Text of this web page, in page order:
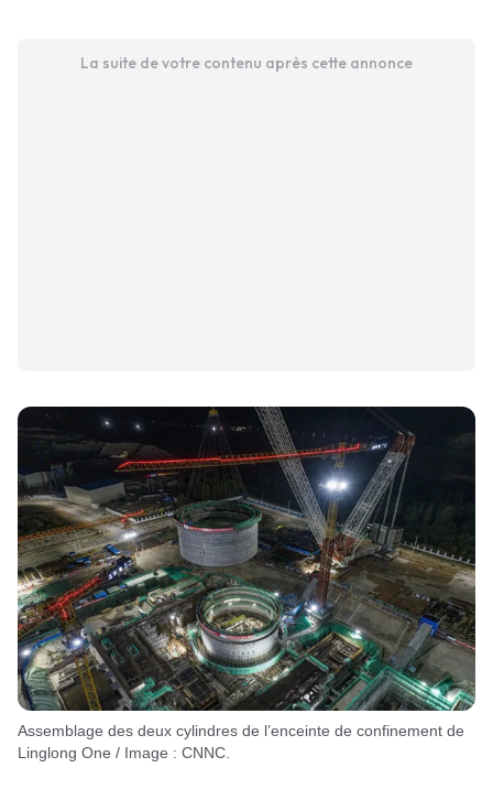
La suite de votre contenu après cette annonce
Assemblage des deux cylindres de l’enceinte de confinement de
Linglong One / Image : CNNC.